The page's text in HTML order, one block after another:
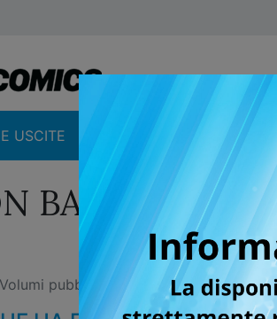
USCITE CATALOGO
BALL FULL
pubblicati: 6